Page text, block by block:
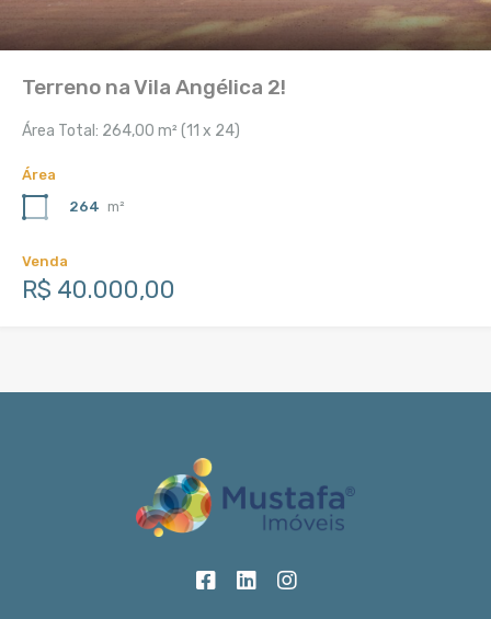
Terreno na Vila Angélica 2!
Área Total: 264,00 m² (11 x 24)
Área
264 m²
Venda
R$ 40.000,00